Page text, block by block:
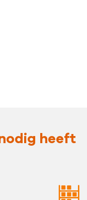
heeft